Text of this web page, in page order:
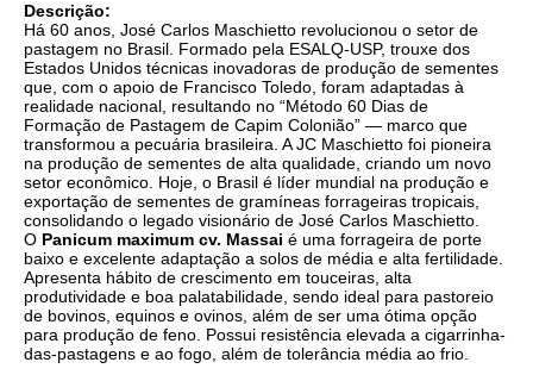
Descrição:
Há 60 anos, José Carlos Maschietto revolucionou o setor de
pastagem no Brasil. Formado pela ESALQ-USP, trouxe dos
Estados Unidos técnicas inovadoras de produção de sementes
que, com o apoio de Francisco Toledo, foram adaptadas à
realidade nacional, resultando no “Método 60 Dias de
Formação de Pastagem de Capim Colonião” — marco que
transformou a pecuária brasileira. A JC Maschietto foi pioneira
na produção de sementes de alta qualidade, criando um novo
setor econômico. Hoje, o Brasil é líder mundial na produção e
exportação de sementes de gramíneas forrageiras tropicais,
consolidando o legado visionário de José Carlos Maschietto.
O Panicum maximum cv. Massai é uma forrageira de porte
baixo e excelente adaptação a solos de média e alta fertilidade.
Apresenta hábito de crescimento em touceiras, alta
produtividade e boa palatabilidade, sendo ideal para pastoreio
de bovinos, equinos e ovinos, além de ser uma ótima opção
para produção de feno. Possui resistência elevada a cigarrinha-
das-pastagens e ao fogo, além de tolerância média ao frio.